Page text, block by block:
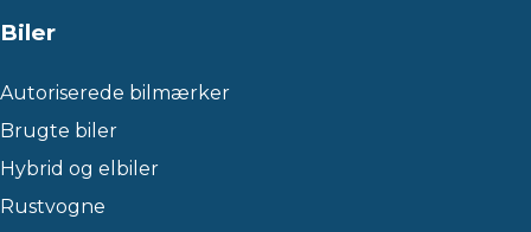
Biler
Autoriserede bilmærker
Brugte biler
Hybrid og elbiler
Rustvogne